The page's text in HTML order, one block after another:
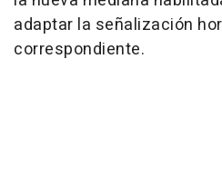
adaptar la señalización
correspondiente.